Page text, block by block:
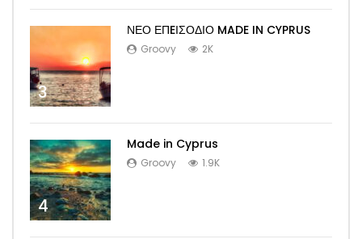
3
ΝΕΟ ΕΠEΙΣΟΔΙΟ MADE IN CYPRUS
Groovy 2K
4
Made in Cyprus
Groovy 1.9K